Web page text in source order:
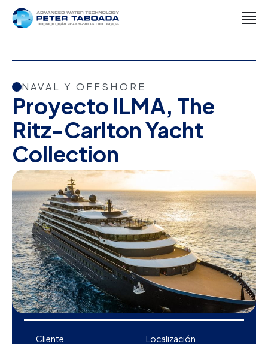
NAVAL Y OFFSHORE
Proyecto ILMA, The
Ritz-Carlton Yacht
Collection
Cliente Localización